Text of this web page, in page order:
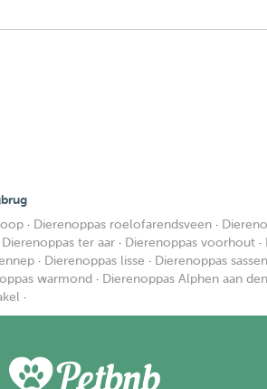
· Dierenoppas roelofarendsveen ·
Dierenoppas ter aar · Dierenoppas voorhout ·
· Dierenoppas lisse · Dierenoppas
warmond · Dierenoppas Alphen aan
·